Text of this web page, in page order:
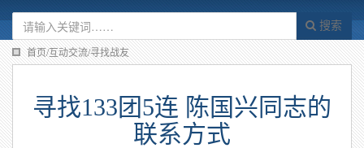
搜索
首页/互动交流/寻找战友
寻找133团5连 陈国兴同志的
联系方式